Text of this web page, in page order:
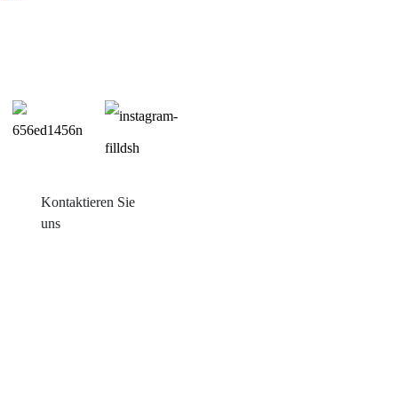
Kontaktieren Sie
uns